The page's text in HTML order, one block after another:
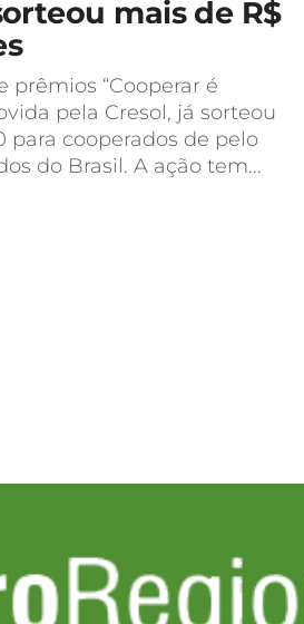
mais de R$
prêmios “Cooperar é
pela Cresol, já sorteou
para cooperados de pelo
do Brasil. A ação tem...